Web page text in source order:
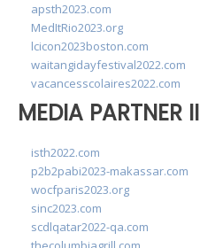
apsth2023.com
MedItRio2023.org
lcicon2023boston.com
waitangidayfestival2022.com
vacancesscolaires2022.com
MEDIA PARTNER II
isth2022.com
p2b2pabi2023-makassar.com
wocfparis2023.org
sinc2023.com
scdlqatar2022-qa.com